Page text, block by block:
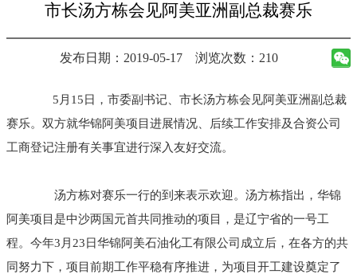
市长汤方栋会见阿美亚洲副总裁赛乐
发布日期：2019-05-17 浏览次数：210
5月15日，市委副书记、市长汤方栋会见阿美亚洲副总裁
赛乐。双方就华锦阿美项目进展情况、后续工作安排及合资公司
工商登记注册有关事宜进行深入友好交流。
汤方栋对赛乐一行的到来表示欢迎。汤方栋指出，华锦
阿美项目是中沙两国元首共同推动的项目，是辽宁省的一号工
程。今年3月23日华锦阿美石油化工有限公司成立后，在各方的共
同努力下，项目前期工作平稳有序推进，为项目开工建设奠定了